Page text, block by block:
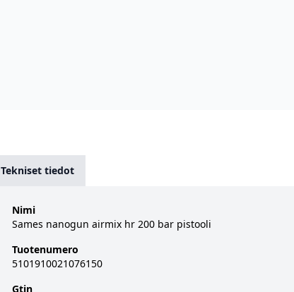
Tekniset tiedot
Nimi
Sames nanogun airmix hr 200 bar pistooli
Tuotenumero
5101910021076150
Gtin